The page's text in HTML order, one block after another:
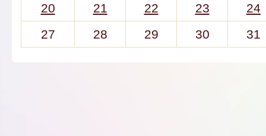
20
21 22 23
24
27
28 29 30 31